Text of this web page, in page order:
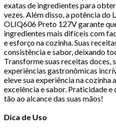
exatas de ingredientes para
vezes. Além disso, a potência
OLIQ606 Preto 127V garante
ingredientes mais difíceis com
e esforço na cozinha. Suas
consistência e sabor, deixando
Transforme suas receitas doces,
experiências gastronômicas
eleve sua experiência na cozinha
excelência e sabor. Praticidade e
tão ao alcance das suas mãos!
Dica de Uso